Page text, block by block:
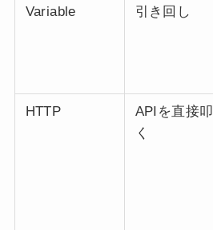
Variable 引き回し
HTTP
APIを直接叩
く